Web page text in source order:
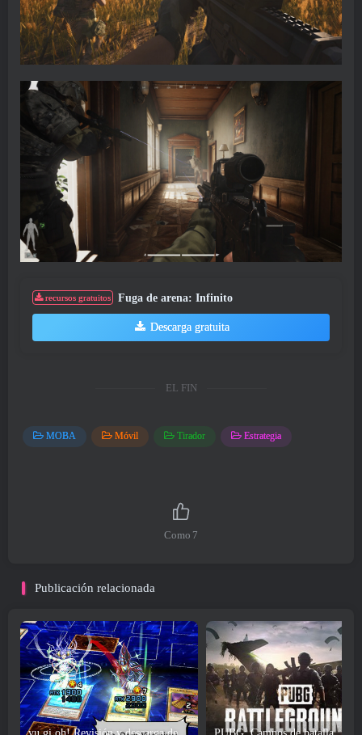
recursos gratuitos Fuga de arena: Infinito
Descarga gratuita
EL FIN
MOBA Móvil Tirador Estrategia
Como 7
Publicación relacionada